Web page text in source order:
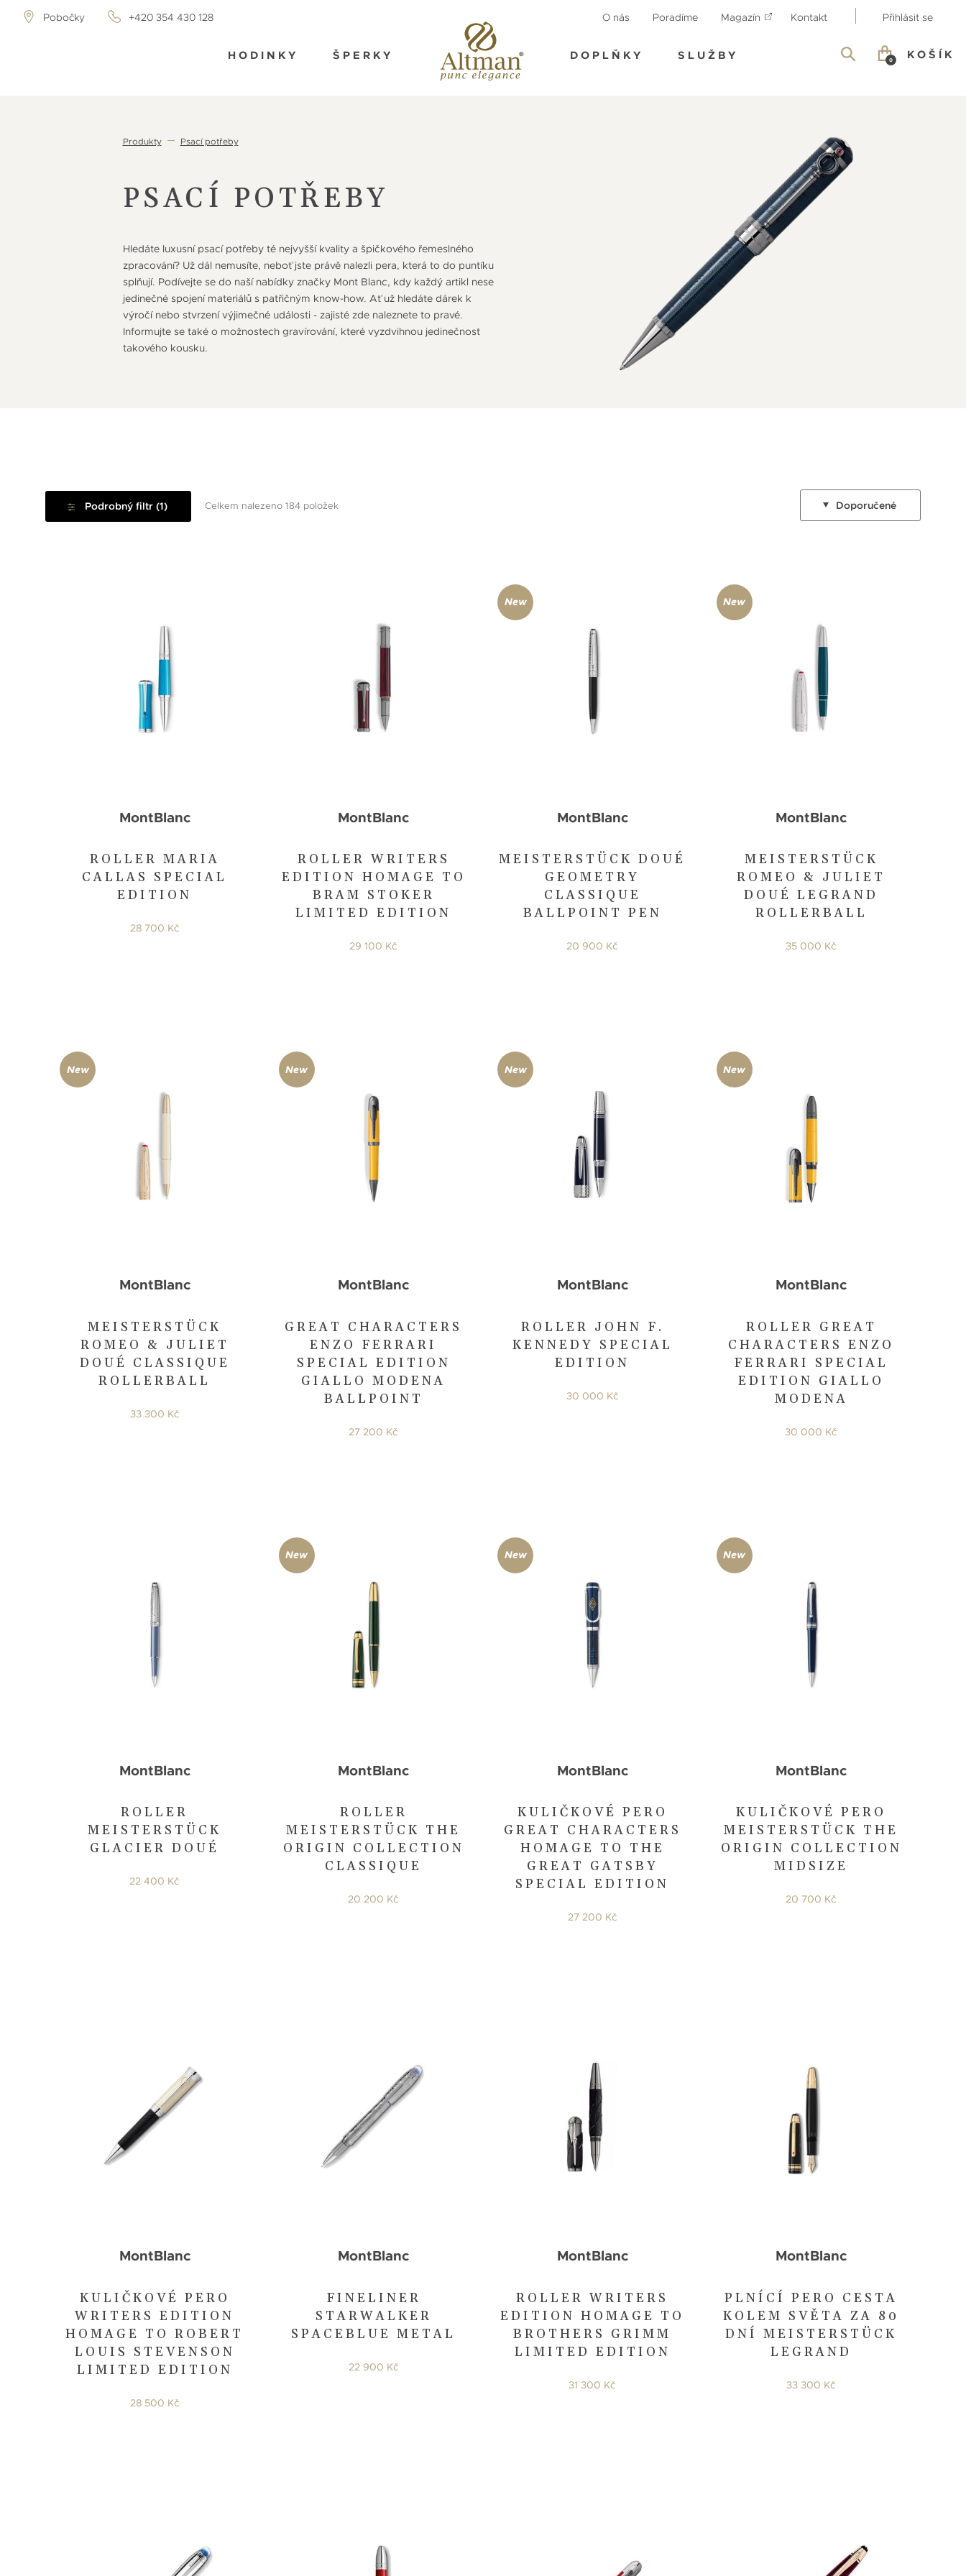
Pobočky +420 354 430 128 O nás Poradíme Magazín Kontakt Přihlásit se
HODINKY ŠPERKY DOPLŇKY SLUŽBY KOŠÍK
0
Produkty Psací potřeby
PSACÍ POTŘEBY
Hledáte luxusní psací potřeby té nejvyšší kvality a špičkového řemeslného
zpracování? Už dál nemusíte, neboť jste právě nalezli pera, která to do puntíku
splňují. Podívejte se do naší nabídky značky Mont Blanc, kdy každý artikl nese
jedinečné spojení materiálů s patřičným know-how. Ať už hledáte dárek k
výročí nebo stvrzení výjimečné události - zajisté zde naleznete to pravé.
Informujte se také o možnostech gravírování, které vyzdvihnou jedinečnost
takového kousku.
Podrobný filtr (1) Celkem nalezeno 184 položek Doporučené
ROLLER MARIA
CALLAS SPECIAL
EDITION
MontBlanc
28 700 Kč
ROLLER WRITERS
EDITION HOMAGE TO
BRAM STOKER
LIMITED EDITION
MontBlanc
29 100 Kč
MEISTERSTÜCK DOUÉ
GEOMETRY
CLASSIQUE
BALLPOINT PEN
MontBlanc
20 900 Kč
New
MEISTERSTÜCK
ROMEO & JULIET
DOUÉ LEGRAND
ROLLERBALL
MontBlanc
35 000 Kč
New
MEISTERSTÜCK
ROMEO & JULIET
DOUÉ CLASSIQUE
ROLLERBALL
MontBlanc
33 300 Kč
New
GREAT CHARACTERS
ENZO FERRARI
SPECIAL EDITION
GIALLO MODENA
BALLPOINT
MontBlanc
27 200 Kč
New
ROLLER JOHN F.
KENNEDY SPECIAL
EDITION
MontBlanc
30 000 Kč
New
ROLLER GREAT
CHARACTERS ENZO
FERRARI SPECIAL
EDITION GIALLO
MODENA
MontBlanc
30 000 Kč
New
ROLLER
MEISTERSTÜCK
GLACIER DOUÉ
MontBlanc
22 400 Kč
ROLLER
MEISTERSTÜCK THE
ORIGIN COLLECTION
CLASSIQUE
MontBlanc
20 200 Kč
New
KULIČKOVÉ PERO
GREAT CHARACTERS
HOMAGE TO THE
GREAT GATSBY
SPECIAL EDITION
MontBlanc
27 200 Kč
New
KULIČKOVÉ PERO
MEISTERSTÜCK THE
ORIGIN COLLECTION
MIDSIZE
MontBlanc
20 700 Kč
New
KULIČKOVÉ PERO
WRITERS EDITION
HOMAGE TO ROBERT
LOUIS STEVENSON
LIMITED EDITION
MontBlanc
28 500 Kč
FINELINER
STARWALKER
SPACEBLUE METAL
MontBlanc
22 900 Kč
ROLLER WRITERS
EDITION HOMAGE TO
BROTHERS GRIMM
LIMITED EDITION
MontBlanc
31 300 Kč
PLNÍCÍ PERO CESTA
KOLEM SVĚTA ZA 80
DNÍ MEISTERSTÜCK
LEGRAND
MontBlanc
33 300 Kč